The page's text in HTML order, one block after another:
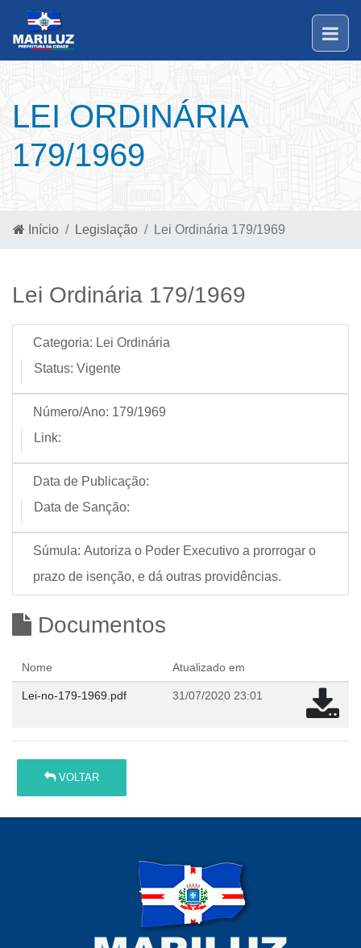
LEI ORDINÁRIA
179/1969
Início Legislação Lei Ordinária 179/1969
Lei Ordinária 179/1969
Categoria: Lei Ordinária
Status: Vigente
Número/Ano: 179/1969
Link:
Data de Publicação:
Data de Sanção:
Súmula: Autoriza o Poder Executivo a prorrogar o
prazo de isenção, e dá outras providências.
Documentos
Nome Atualizado em
Lei-no-179-1969.pdf 31/07/2020 23:01
VOLTAR